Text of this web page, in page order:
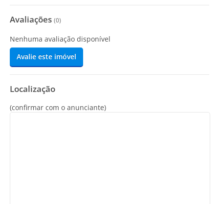
Avaliações (0)
Nenhuma avaliação disponível
Avalie este imóvel
Localização
(confirmar com o anunciante)